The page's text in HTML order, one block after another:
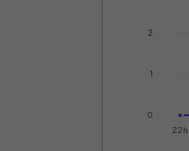
0
1
2
22h